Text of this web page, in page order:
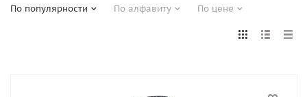
По популярности По алфавиту По цене